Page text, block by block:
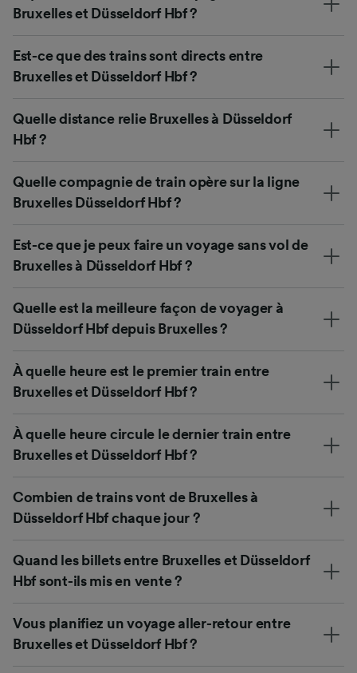
Bruxelles et Düsseldorf Hbf ?
Est-ce que des trains sont directs entre
Bruxelles et Düsseldorf Hbf ?
Quelle distance relie Bruxelles à Düsseldorf
Hbf ?
Quelle compagnie de train opère sur la ligne
Bruxelles Düsseldorf Hbf ?
Est-ce que je peux faire un voyage sans vol de
Bruxelles à Düsseldorf Hbf ?
Quelle est la meilleure façon de voyager à
Düsseldorf Hbf depuis Bruxelles ?
À quelle heure est le premier train entre
Bruxelles et Düsseldorf Hbf ?
À quelle heure circule le dernier train entre
Bruxelles et Düsseldorf Hbf ?
Combien de trains vont de Bruxelles à
Düsseldorf Hbf chaque jour ?
Quand les billets entre Bruxelles et Düsseldorf
Hbf sont-ils mis en vente ?
Vous planifiez un voyage aller-retour entre
Bruxelles et Düsseldorf Hbf ?